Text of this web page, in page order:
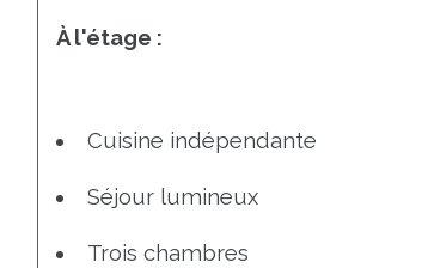
À l'étage :
Cuisine indépendante
Séjour lumineux
Trois chambres